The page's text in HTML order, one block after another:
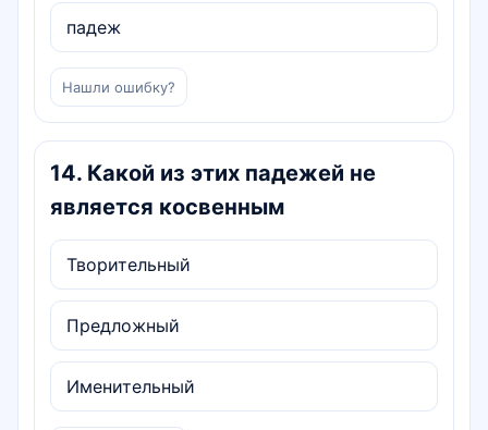
падеж
Нашли ошибку?
14. Какой из этих падежей не
является косвенным
Творительный
Предложный
Именительный